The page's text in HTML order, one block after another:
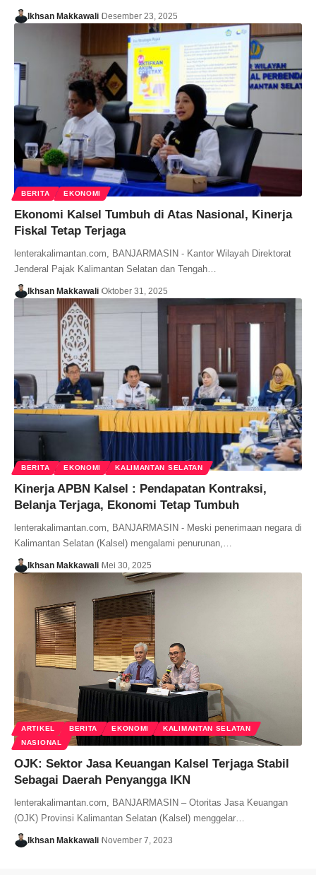
Ikhsan Makkawali Desember 23, 2025
BERITA EKONOMI
Ekonomi Kalsel Tumbuh di Atas Nasional, Kinerja
Fiskal Tetap Terjaga
lenterakalimantan.com, BANJARMASIN - Kantor Wilayah Direktorat
Jenderal Pajak Kalimantan Selatan dan Tengah…
Ikhsan Makkawali Oktober 31, 2025
BERITA EKONOMI KALIMANTAN SELATAN
Kinerja APBN Kalsel : Pendapatan Kontraksi,
Belanja Terjaga, Ekonomi Tetap Tumbuh
lenterakalimantan.com, BANJARMASIN - Meski penerimaan negara di
Kalimantan Selatan (Kalsel) mengalami penurunan,…
Ikhsan Makkawali Mei 30, 2025
ARTIKEL BERITA EKONOMI
KALIMANTAN SELATAN
NASIONAL
OJK: Sektor Jasa Keuangan Kalsel Terjaga Stabil
Sebagai Daerah Penyangga IKN
lenterakalimantan.com, BANJARMASIN – Otoritas Jasa Keuangan
(OJK) Provinsi Kalimantan Selatan (Kalsel) menggelar…
Ikhsan Makkawali November 7, 2023